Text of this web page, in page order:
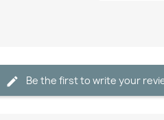
Be the first to write your